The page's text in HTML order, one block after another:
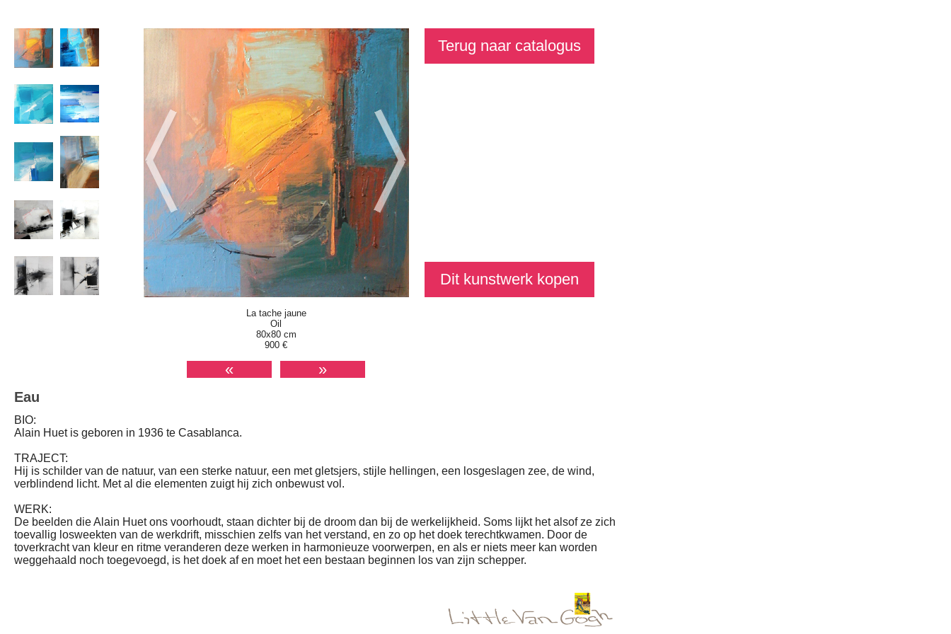
Terug naar catalogus
Dit kunstwerk kopen
La tache jaune
Oil
80x80 cm
900 €
« »
Eau
BIO:
Alain Huet is geboren in 1936 te Casablanca.
TRAJECT:
Hij is schilder van de natuur, van een sterke natuur, een met gletsjers, stijle hellingen, een losgeslagen zee, de wind,
verblindend licht. Met al die elementen zuigt hij zich onbewust vol.
WERK:
De beelden die Alain Huet ons voorhoudt, staan dichter bij de droom dan bij de werkelijkheid. Soms lijkt het alsof ze zich
toevallig losweekten van de werkdrift, misschien zelfs van het verstand, en zo op het doek terechtkwamen. Door de
toverkracht van kleur en ritme veranderen deze werken in harmonieuze voorwerpen, en als er niets meer kan worden
weggehaald noch toegevoegd, is het doek af en moet het een bestaan beginnen los van zijn schepper.